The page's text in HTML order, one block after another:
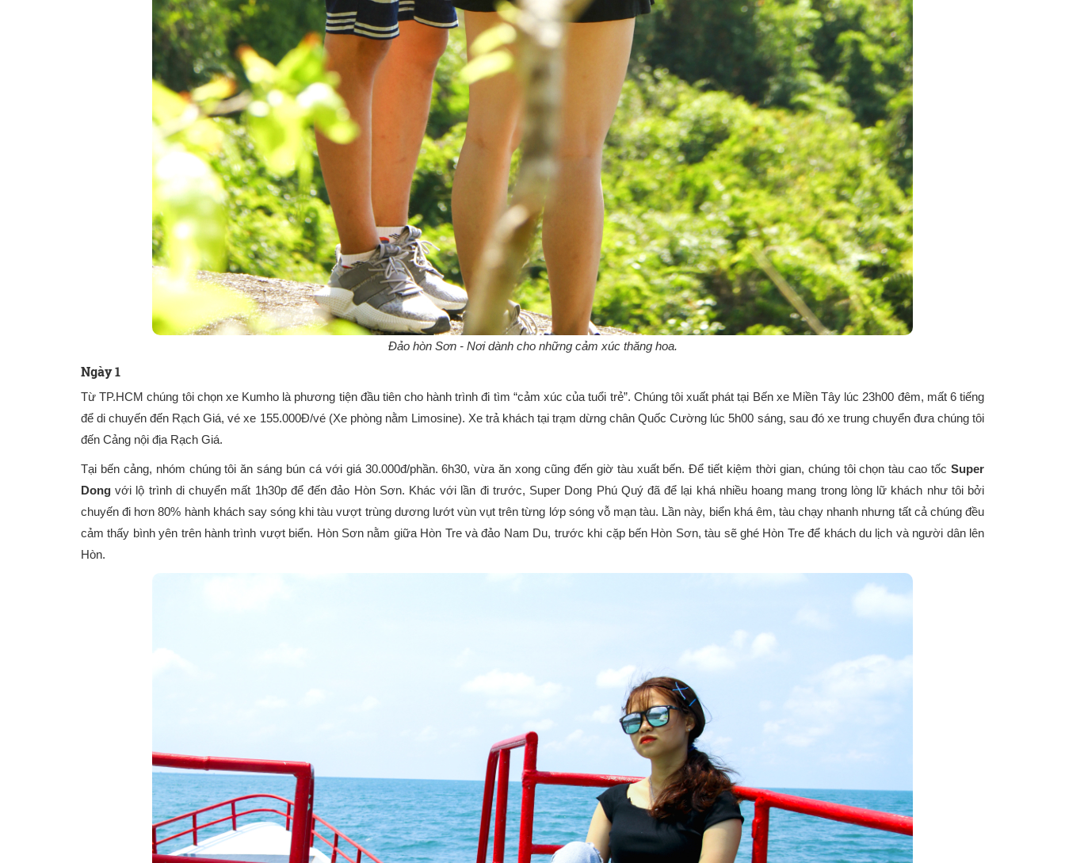
Đảo hòn Sơn - Nơi dành cho những cảm xúc thăng hoa.
Ngày 1
Từ TP.HCM chúng tôi chọn xe Kumho là phương tiện đầu tiên cho hành trình đi tìm “cảm xúc của tuổi trẻ”. Chúng tôi xuất phát tại Bến xe Miền Tây lúc 23h00 đêm, mất 6 tiếng
để di chuyến đến Rạch Giá, vé xe 155.000Đ/vé (Xe phòng nằm Limosine). Xe trả khách tại trạm dừng chân Quốc Cường lúc 5h00 sáng, sau đó xe trung chuyển đưa chúng tôi
đến Cảng nội địa Rạch Giá.
Tại bến cảng, nhóm chúng tôi ăn sáng bún cá với giá 30.000đ/phần. 6h30, vừa ăn xong cũng đến giờ tàu xuất bến. Để tiết kiệm thời gian, chúng tôi chọn tàu cao tốc Super
Dong với lộ trình di chuyển mất 1h30p để đến đảo Hòn Sơn. Khác với lần đi trước, Super Dong Phú Quý đã để lại khá nhiều hoang mang trong lòng lữ khách như tôi bởi
chuyến đi hơn 80% hành khách say sóng khi tàu vượt trùng dương lướt vùn vụt trên từng lớp sóng vỗ mạn tàu. Lần này, biển khá êm, tàu chạy nhanh nhưng tất cả chúng đều
cảm thấy bình yên trên hành trình vượt biển. Hòn Sơn nằm giữa Hòn Tre và đảo Nam Du, trước khi cặp bến Hòn Sơn, tàu sẽ ghé Hòn Tre để khách du lịch và người dân lên
Hòn.